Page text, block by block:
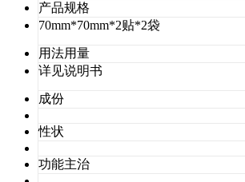
产品规格
70mm*70mm*2贴*2袋
用法用量
详见说明书
成份
性状
功能主治